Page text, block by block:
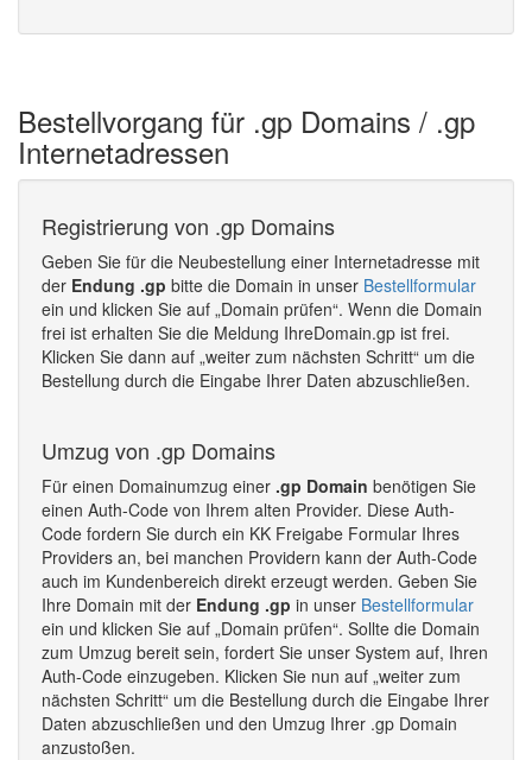
Bestellvorgang für .gp Domains / .gp
Internetadressen
Registrierung von .gp Domains
Geben Sie für die Neubestellung einer Internetadresse mit
der Endung .gp bitte die Domain in unser Bestellformular
ein und klicken Sie auf „Domain prüfen“. Wenn die Domain
frei ist erhalten Sie die Meldung IhreDomain.gp ist frei.
Klicken Sie dann auf „weiter zum nächsten Schritt“ um die
Bestellung durch die Eingabe Ihrer Daten abzuschließen.
Umzug von .gp Domains
Für einen Domainumzug einer .gp Domain benötigen Sie
einen Auth-Code von Ihrem alten Provider. Diese Auth-
Code fordern Sie durch ein KK Freigabe Formular Ihres
Providers an, bei manchen Providern kann der Auth-Code
auch im Kundenbereich direkt erzeugt werden. Geben Sie
Ihre Domain mit der Endung .gp in unser Bestellformular
ein und klicken Sie auf „Domain prüfen“. Sollte die Domain
zum Umzug bereit sein, fordert Sie unser System auf, Ihren
Auth-Code einzugeben. Klicken Sie nun auf „weiter zum
nächsten Schritt“ um die Bestellung durch die Eingabe Ihrer
Daten abzuschließen und den Umzug Ihrer .gp Domain
anzustoßen.